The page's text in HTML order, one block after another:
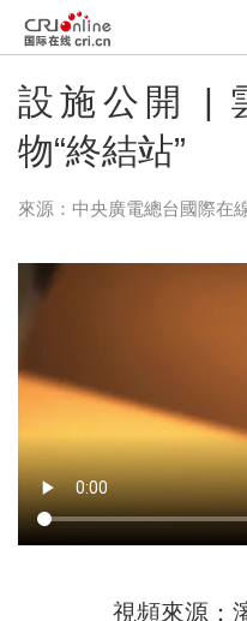
設施公開 |
物“終結站”
來源：中央廣電總台國際在
視頻來源：